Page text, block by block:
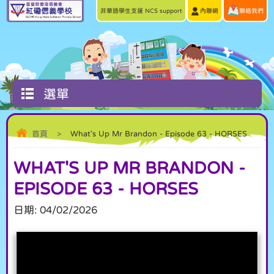
非華語學生支援 NCS support 內聯網 聯絡我們
選單
首頁 > What's Up Mr Brandon - Episode 63 - HORSES
WHAT'S UP MR BRANDON -
EPISODE 63 - HORSES
日期: 04/02/2026